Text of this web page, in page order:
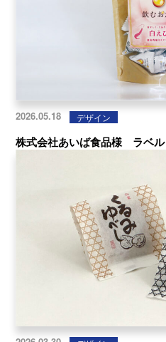
2026.05.18 デザイン
株式会社あいば食品様 ラベル